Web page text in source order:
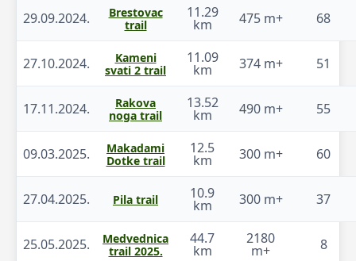
29.09.2024.
Brestovac
trail
11.29
km 475 m+ 68
27.10.2024.
Kameni
svati 2 trail
11.09
km 374 m+ 51
17.11.2024.
Rakova
noga trail
13.52
km 490 m+ 55
09.03.2025.
Makadami
Dotke trail
12.5
km 300 m+ 60
27.04.2025. Pila trail 10.9
km 300 m+ 37
25.05.2025.
Medvednica
trail 2025.
44.7
km
2180
m+ 8